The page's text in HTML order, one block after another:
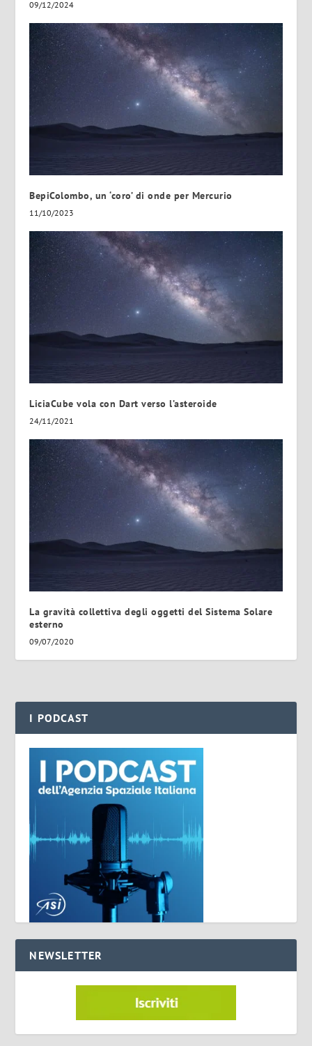
09/12/2024
BepiColombo, un ‘coro’ di onde per Mercurio
11/10/2023
LiciaCube vola con Dart verso l’asteroide
24/11/2021
La gravità collettiva degli oggetti del Sistema Solare
esterno
09/07/2020
I PODCAST
NEWSLETTER